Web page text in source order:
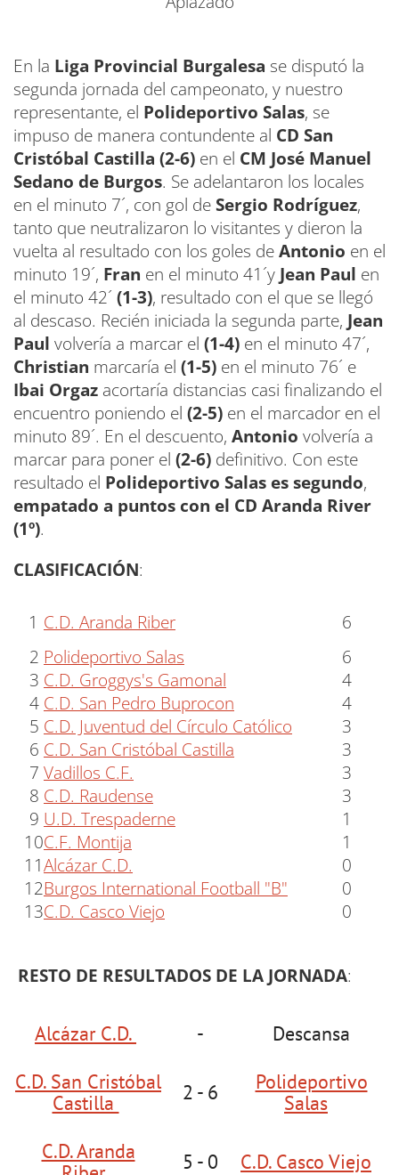
En la Liga Provincial Burgalesa se disputó la
segunda jornada del campeonato, y nuestro
representante, el Polideportivo Salas, se
impuso de manera contundente al CD San
Cristóbal Castilla (2-6) en el CM José Manuel
Sedano de Burgos. Se adelantaron los locales
en el minuto 7´, con gol deSergio Rodríguez,
tanto que neutralizaron lo visitantes y dieron la
vuelta al resultado con los goles deAntonio en el
minuto 19´, Fran en el minuto 41´y Jean Paul en
el minuto 42´ (1-3), resultado con el que se llegó
al descaso. Recién iniciada la segunda parte, Jean
Paul volvería a marcar el (1-4) en el minuto 47´,
Christian marcaría el (1-5) en el minuto 76´ e
Ibai Orgaz acortaría distancias casi finalizando el
encuentro poniendo el (2-5) en el marcador en el
minuto 89´. En el descuento, Antonio volvería a
marcar para poner el (2-6) definitivo. Con este
resultado el Polideportivo Salas es segundo,
empatado a puntos con el CD Aranda River
(1º).
CLASIFICACIÓN:
1 C.D. Aranda Riber
6
2 Polideportivo Salas
6
3 C.D. Groggys's Gamonal
4
4 C.D. San Pedro Buprocon
4
5 C.D. Juventud del Círculo Católico
3
6 C.D. San Cristóbal Castilla
3
7 Vadillos C.F.
3
8 C.D. Raudense
3
9 U.D. Trespaderne
1
10C.F. Montija
1
11Alcázar C.D.
0
12Burgos International Football "B"
0
13C.D. Casco Viejo 0
RESTO DE RESULTADOS DE LA JORNADA:
Alcázar C.D. -
Descansa
C.D. San Cristóbal
Castilla
2 - 6
Polideportivo
Salas
C.D. Aranda
5 - 0 C.D. Casco Viejo